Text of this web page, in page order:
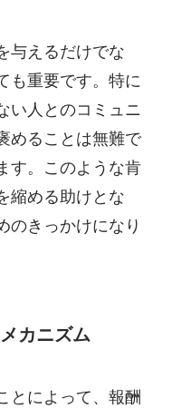
与えるだけでな
も重要です。特に
い人とのコミュニ
めることは無難で
す。このような肯
縮める助けとな
のきっかけになり
カニズム
とによって、報酬